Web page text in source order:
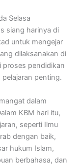
Selasa
siang harinya di
untuk mengejar
dilaksanakan di
proses pendidikan
penting.
dalam
KBM hari itu,
seperti Ilmu
dengan baik,
hukum Islam,
berbahasa, dan